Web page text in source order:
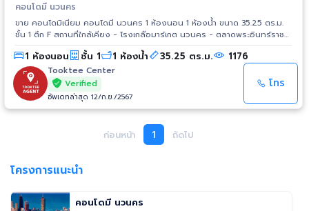
คอนโดมี นวนคร
ขาย คอนโดมิเนียม คอนโดมี นวนคร 1 ห้องนอน 1 ห้องน้ำ ขนาด 35.25 ตร.ม.
ชั้น 1 ตึก F สถานที่ใกล้เคียง - โรงเกลือมาร์เกต นวนคร - ตลาดพระอินทร์ราชา
- บิ๊กซี นวนคร - โลตัส นวนคร - เออีซี เทรด เซ็นเตอร์ (ตลาดต่อยอด) - โลตัส
บางประอิน - ม.ราชภัฏวไลยอลงกรณ์ ในพระบรมราชูปถัมภ์ - สถาบันเทคโนโลยี
แห่งเอเชีย - ม.ธรรมศาสตร์ ศูนย์รังสิต - รพ.การุญเวช ปทุมธานี -
รพ.ธรรมศาสตร์เฉลิมพระเกียรติ - นิคมอุตสาหกรรมนวนคร - นิคม
อุตสาหกรรมบางประอิน การเดินทาง - วงแหวนตะวันออก - ทางด่วน
บางปะอิน-ปากเกร็ด
1 ห้องนอน ชั้น 1 1 ห้องน้ำ 35.25 ตร.ม. 1176
Tooktee Center
Verified
อัพเดทล่าสุด 12/ก.ย./2567
โทร
ก่อนหน้า 1 ถัดไป
โครงการแนะนำ
คอนโดมี นวนคร